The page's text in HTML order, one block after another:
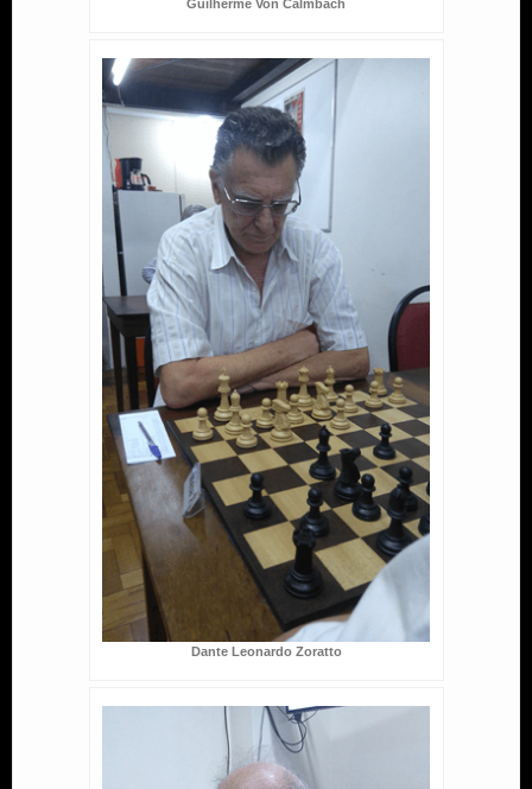
Guilherme Von Calmbach
Dante Leonardo Zoratto